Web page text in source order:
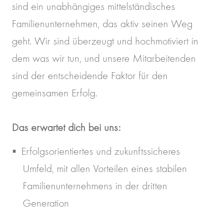
sind ein unabhängiges mittelständisches
Familienunternehmen, das aktiv seinen Weg
geht. Wir sind überzeugt und hochmotiviert in
dem was wir tun, und unsere Mitarbeitenden
sind der entscheidende Faktor für den
gemeinsamen Erfolg.
Das erwartet dich bei uns:
Erfolgsorientiertes und zukunftssicheres
Umfeld, mit allen Vorteilen eines stabilen
Familienunternehmens in der dritten
Generation